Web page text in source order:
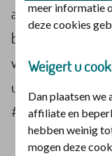
aandacht aan
bezieling. De stille
van. Daniëlle
uit verbonden te
#powerbook In
meer informatie
deze cookies
Weigert u
Dan plaatsen we
affiliate en
hebben weinig
mogen deze